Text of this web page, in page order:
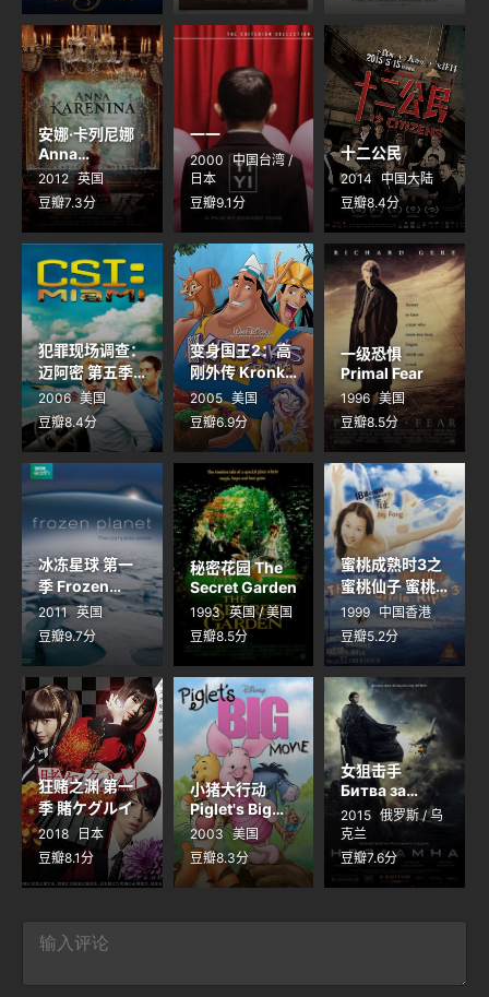
安娜·卡列尼娜
Anna
Karenina
2012 英国
豆瓣7.3分
一一
2000 中国台湾 /
日本
豆瓣9.1分
十二公民
2014 中国大陆
豆瓣8.4分
犯罪现场调查：
迈阿密 第五季
CSI: Miami
Season 5
2006 美国
豆瓣8.4分
变身国王2：高
刚外传 Kronk's
New Groove
2005 美国
豆瓣6.9分
一级恐惧
Primal Fear
1996 美国
豆瓣8.5分
冰冻星球 第一
季 Frozen
Planet Season
1
2011 英国
豆瓣9.7分
秘密花园 The
Secret Garden
1993 英国 / 美国
豆瓣8.5分
蜜桃成熟时3之
蜜桃仙子 蜜桃
成熟時3蜜桃仙
子
1999 中国香港
豆瓣5.2分
狂赌之渊 第一
季 賭ケグルイ
2018 日本
豆瓣8.1分
小猪大行动
Piglet's Big
Movie
2003 美国
豆瓣8.3分
女狙击手
Битва за
Севастополь
2015 俄罗斯 / 乌
克兰
豆瓣7.6分